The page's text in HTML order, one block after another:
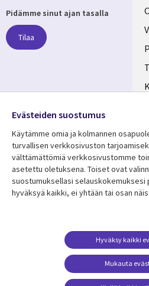
Resurssikeskus
Library
FINLAND
Asiakastarinat
Pidämme sinut ajan tasalla
Tilaa
Media
FINLAND
Evästeiden suostumus
Käytämme omia ja kolmannen
turvallisen verkkosivuston
välttämättömiä verkkosivustomme
asetettu oletuksena. Toiset ovat
suostumuksellasi selauskokemuksesi
hyväksyä kaikki, ei yhtään tai osan
Mukauta
Hyväksy kaikki